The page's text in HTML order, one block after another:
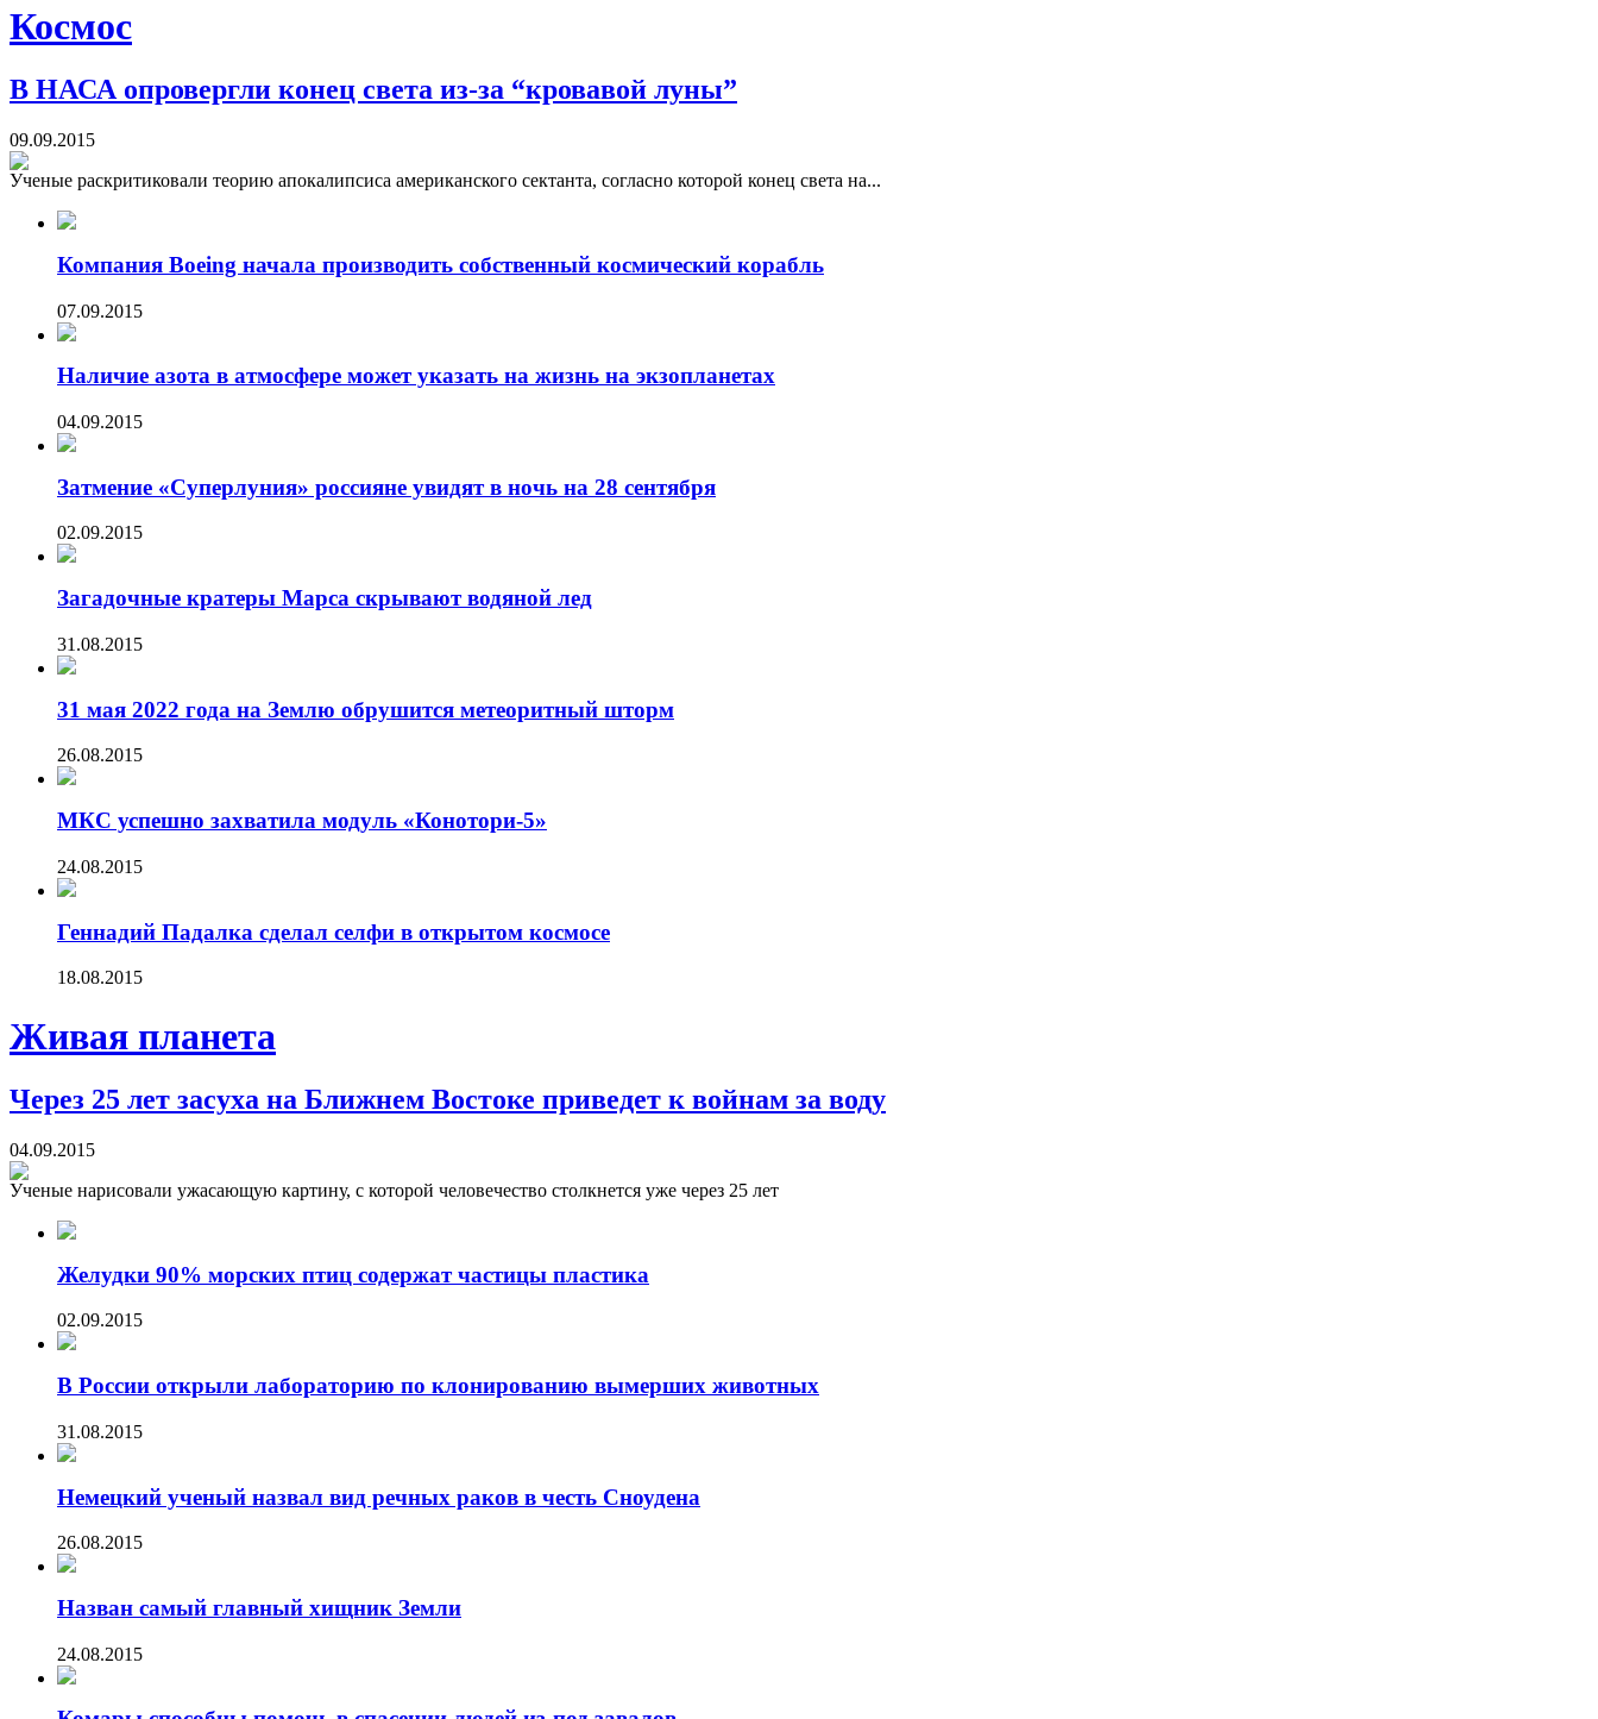
Космос
В НАСА опровергли конец света из-за “кровавой луны”
09.09.2015
Ученые раскритиковали теорию апокалипсиса американского сектанта, согласно которой конец света на...
Компания Boeing начала производить собственный космический корабль
07.09.2015
Наличие азота в атмосфере может указать на жизнь на экзопланетах
04.09.2015
Затмение «Суперлуния» россияне увидят в ночь на 28 сентября
02.09.2015
Загадочные кратеры Марса скрывают водяной лед
31.08.2015
31 мая 2022 года на Землю обрушится метеоритный шторм
26.08.2015
МКС успешно захватила модуль «Конотори-5»
24.08.2015
Геннадий Падалка сделал селфи в открытом космосе
18.08.2015
Живая планета
Через 25 лет засуха на Ближнем Востоке приведет к войнам за воду
04.09.2015
Ученые нарисовали ужасающую картину, с которой человечество столкнется уже через 25 лет
Желудки 90% морских птиц содержат частицы пластика
02.09.2015
В России открыли лабораторию по клонированию вымерших животных
31.08.2015
Немецкий ученый назвал вид речных раков в честь Сноудена
26.08.2015
Назван самый главный хищник Земли
24.08.2015